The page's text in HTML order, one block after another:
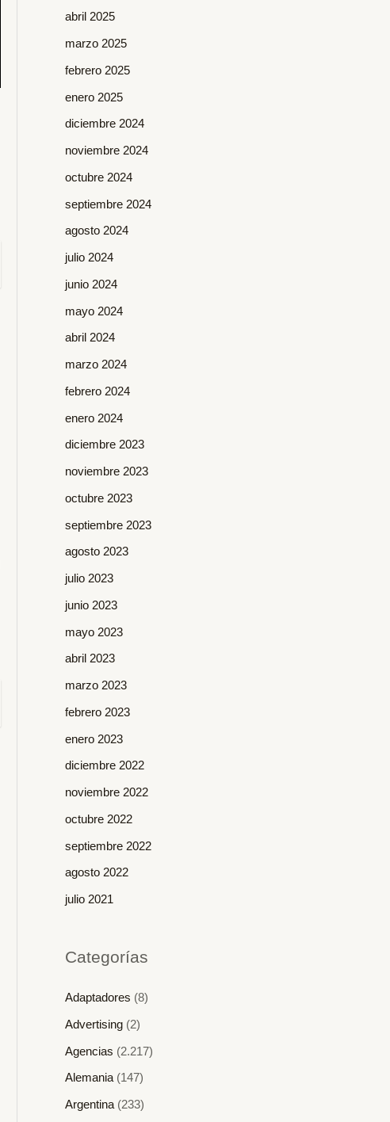
abril 2025
marzo 2025
febrero 2025
enero 2025
diciembre 2024
noviembre 2024
octubre 2024
septiembre 2024
agosto 2024
julio 2024
junio 2024
mayo 2024
abril 2024
marzo 2024
febrero 2024
enero 2024
diciembre 2023
noviembre 2023
octubre 2023
septiembre 2023
agosto 2023
julio 2023
junio 2023
mayo 2023
abril 2023
marzo 2023
febrero 2023
enero 2023
diciembre 2022
noviembre 2022
octubre 2022
septiembre 2022
agosto 2022
julio 2021
Categorías
Adaptadores (8)
Advertising(2)
Agencias (2.217)
Alemania(147)
Argentina(233)